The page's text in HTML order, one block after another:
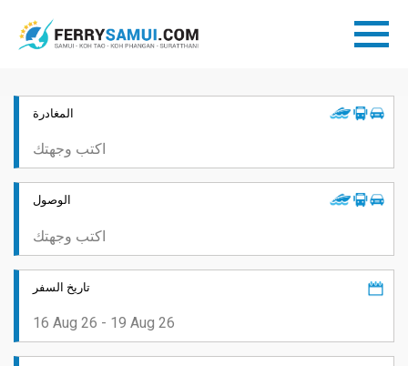
المغادرة
الوصول
تاريخ السفر